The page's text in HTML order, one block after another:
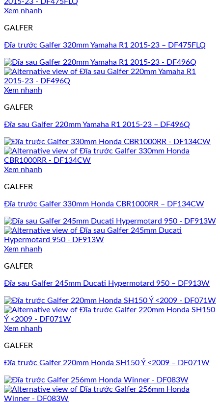
Xem nhanh
GALFER
Đĩa trước Galfer 320mm Yamaha R1 2015-23 – DF475FLQ
Xem nhanh
GALFER
Đĩa sau Galfer 220mm Yamaha R1 2015-23 – DF496Q
Xem nhanh
GALFER
Đĩa trước Galfer 330mm Honda CBR1000RR – DF134CW
Xem nhanh
GALFER
Đĩa sau Galfer 245mm Ducati Hypermotard 950 – DF913W
Xem nhanh
GALFER
Đĩa trước Galfer 220mm Honda SH150 Ý <2009 – DF071W